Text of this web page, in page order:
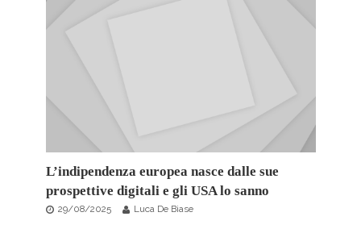
L’indipendenza europea nasce dalle sue
prospettive digitali e gli USA lo sanno
29/08/2025 Luca De Biase